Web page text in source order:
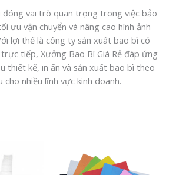
đóng vai trò quan trọng trong việc bảo
ưu vận chuyển và nâng cao hình ảnh
lợi thế là công ty sản xuất bao bì có
tiếp, Xưởng Bao Bì Giá Rẻ đáp ứng
thiết kế, in ấn và sản xuất bao bì theo
cho nhiều lĩnh vực kinh doanh.